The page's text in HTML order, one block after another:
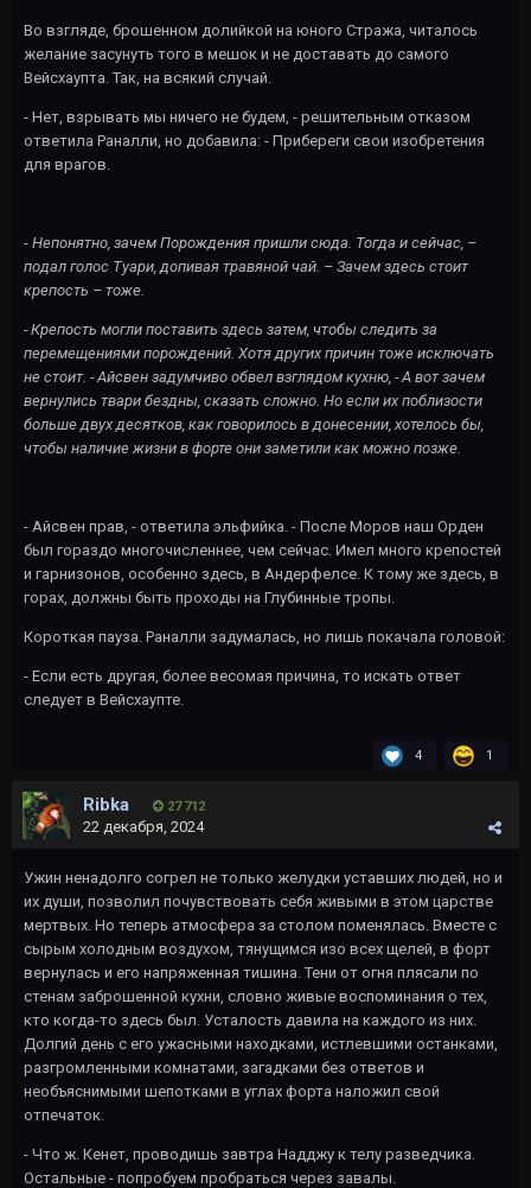
Во взгляде, брошенном долийкой на юного Стража, читалось
желание засунуть того в мешок и не доставать до самого
Вейсхаупта. Так, на всякий случай.
- Нет, взрывать мы ничего не будем, - решительным отказом
ответила Раналли, но добавила: - Прибереги свои изобретения
для врагов.
- Непонятно, зачем Порождения пришли сюда. Тогда и сейчас, –
подал голос Туари, допивая травяной чай. – Зачем здесь стоит
крепость – тоже.
- Крепость могли поставить здесь затем, чтобы следить за
перемещениями порождений. Хотя других причин тоже исключать
не стоит. - Айсвен задумчиво обвел взглядом кухню, - А вот зачем
вернулись твари бездны, сказать сложно. Но если их поблизости
больше двух десятков, как говорилось в донесении, хотелось бы,
чтобы наличие жизни в форте они заметили как можно позже.
- Айсвен прав, - ответила эльфийка. - После Моров наш Орден
был гораздо многочисленнее, чем сейчас. Имел много крепостей
и гарнизонов, особенно здесь, в Андерфелсе. К тому же здесь, в
горах, должны быть проходы на Глубинные тропы.
Короткая пауза. Раналли задумалась, но лишь покачала головой:
- Если есть другая, более весомая причина, то искать ответ
следует в Вейсхаупте.
4 1
Ribka 27 712
22 декабря, 2024
Ужин ненадолго согрел не только желудки уставших людей, но и
их души, позволил почувствовать себя живыми в этом царстве
мертвых. Но теперь атмосфера за столом поменялась. Вместе с
сырым холодным воздухом, тянущимся изо всех щелей, в форт
вернулась и его напряженная тишина. Тени от огня плясали по
стенам заброшенной кухни, словно живые воспоминания о тех,
кто когда-то здесь был. Усталость давила на каждого из них.
Долгий день с его ужасными находками, истлевшими останками,
разгромленными комнатами, загадками без ответов и
необъяснимыми шепотками в углах форта наложил свой
отпечаток.
- Что ж. Кенет, проводишь завтра Надджу к телу разведчика.
Остальные - попробуем пробраться через завалы.